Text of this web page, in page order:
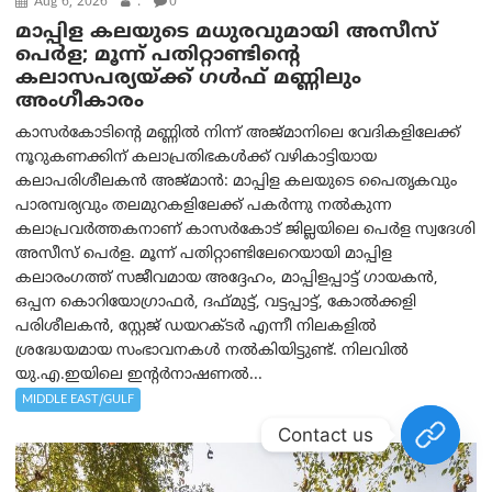
മാപ്പിള കലയുടെ മധുരവുമായി അസീസ്
പെർള; മൂന്ന് പതിറ്റാണ്ടിന്റെ
കലാസപര്യയ്ക്ക് ഗൾഫ് മണ്ണിലും
അംഗീകാരം
കാസർകോടിന്റെ മണ്ണിൽ നിന്ന് അജ്മാനിലെ വേദികളിലേക്ക്
നൂറുകണക്കിന് കലാപ്രതിഭകൾക്ക് വഴികാട്ടിയായ
കലാപരിശീലകൻ അജ്മാൻ: മാപ്പിള കലയുടെ പൈതൃകവും
പാരമ്പര്യവും തലമുറകളിലേക്ക് പകർന്നു നൽകുന്ന
കലാപ്രവർത്തകനാണ് കാസർകോട് ജില്ലയിലെ പെർള സ്വദേശി
അസീസ് പെർള. മൂന്ന് പതിറ്റാണ്ടിലേറെയായി മാപ്പിള
കലാരംഗത്ത് സജീവമായ അദ്ദേഹം, മാപ്പിളപ്പാട്ട് ഗായകൻ,
ഒപ്പന കൊറിയോഗ്രാഫർ, ദഫ്‌മുട്ട്, വട്ടപ്പാട്ട്, കോൽക്കളി
പരിശീലകൻ, സ്റ്റേജ് ഡയറക്ടർ എന്നീ നിലകളിൽ
ശ്രദ്ധേയമായ സംഭാവനകൾ നൽകിയിട്ടുണ്ട്. നിലവിൽ
യു.എ.ഇയിലെ ഇന്റർനാഷണൽ...
MIDDLE EAST/GULF
Contact us